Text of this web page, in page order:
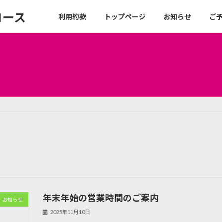
ス 利用約款 トップページ お知らせ ご
お知らせ 年末年始の営業時間のご案内
2025年11月10日